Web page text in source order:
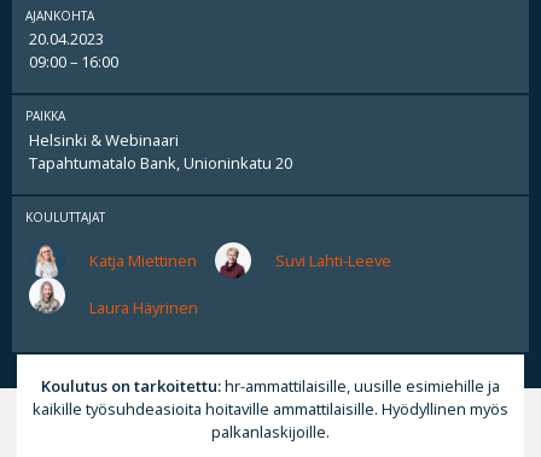
AJANKOHTA
20.04.2023
09:00 – 16:00
PAIKKA
Helsinki & Webinaari
Tapahtumatalo Bank, Unioninkatu 20
KOULUTTAJAT
Katja Miettinen Suvi Lahti-Leeve
Laura Häyrinen
Koulutus on tarkoitettu:hr-ammattilaisille, uusille esimiehille ja
kaikille työsuhdeasioita hoitaville ammattilaisille. Hyödyllinen myös
palkanlaskijoille.